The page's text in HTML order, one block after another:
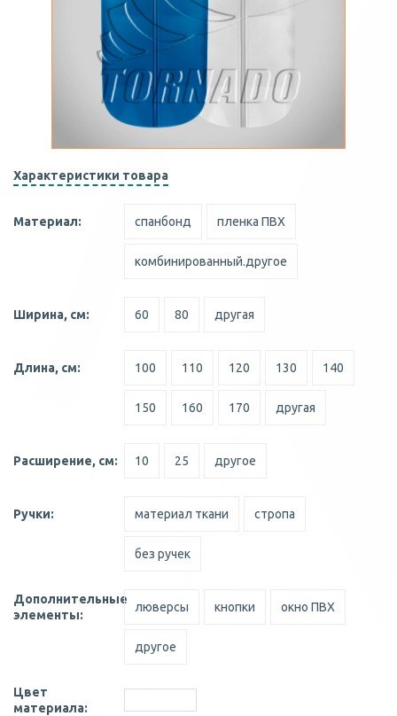
Характеристики товара
Материал: спанбонд пленка ПВХ
комбинированный.другое
Ширина, см: 60 80 другая
Длина, см: 100 110 120 130 140
150 160 170 другая
Расширение, см: 10 25 другое
Ручки: материал ткани стропа
без ручек
Дополнительные
элементы:
люверсы кнопки окно ПВХ
другое
Цвет
материала: